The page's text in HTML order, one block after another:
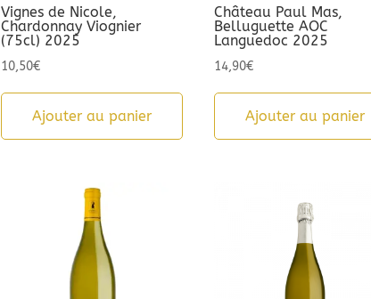
Vignes de Nicole,
Chardonnay Viognier
(75cl) 2025
10,50€
Ajouter au panier
Château Paul Mas,
Belluguette AOC
Languedoc 2025
14,90€
Ajouter au panier